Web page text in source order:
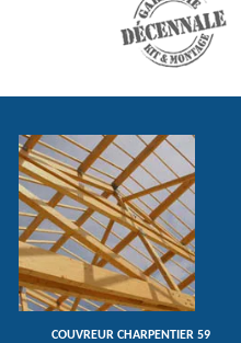
COUVREUR CHARPENTIER 59